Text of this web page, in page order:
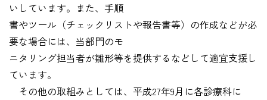
いしています。また、手順
書やツール（チェックリストや報告書等）の作成などが必
要な場合には、当部門のモ
ニタリング担当者が雛形等を提供するなどして適宜支援し
ています。
その他の取組みとしては、平成27年9月に各診療科に